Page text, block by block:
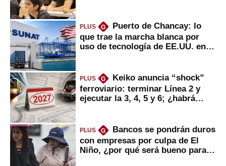
PLUS G
Puerto de Chancay: lo
que trae la marcha blanca por
uso de tecnología de EE.UU. en
PLUS G
Keiko anuncia “shock”
ferroviario: terminar Línea 2 y
ejecutar la 3, 4, 5 y 6; ¿habrá
PLUS G
Bancos se pondrán duros
con empresas por culpa de El
Niño, ¿por qué será bueno para